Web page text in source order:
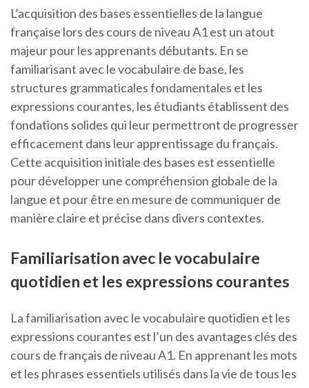
L’acquisition des bases essentielles de la langue
française lors des cours de niveau A1 est un atout
majeur pour les apprenants débutants. En se
familiarisant avec le vocabulaire de base, les
structures grammaticales fondamentales et les
expressions courantes, les étudiants établissent des
fondations solides qui leur permettront de progresser
efficacement dans leur apprentissage du français.
Cette acquisition initiale des bases est essentielle
pour développer une compréhension globale de la
langue et pour être en mesure de communiquer de
manière claire et précise dans divers contextes.
Familiarisation avec le vocabulaire
quotidien et les expressions courantes
La familiarisation avec le vocabulaire quotidien et les
expressions courantes est l’un des avantages clés des
cours de français de niveau A1. En apprenant les mots
et les phrases essentiels utilisés dans la vie de tous les